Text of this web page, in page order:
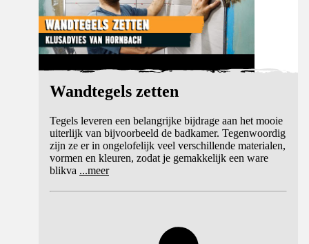
Wandtegels zetten
Tegels leveren een belangrijke bijdrage aan het mooie
uiterlijk van bijvoorbeeld de badkamer. Tegenwoordig
zijn ze er in ongelofelijk veel verschillende materialen,
vormen en kleuren, zodat je gemakkelijk een ware
blikva ...meer